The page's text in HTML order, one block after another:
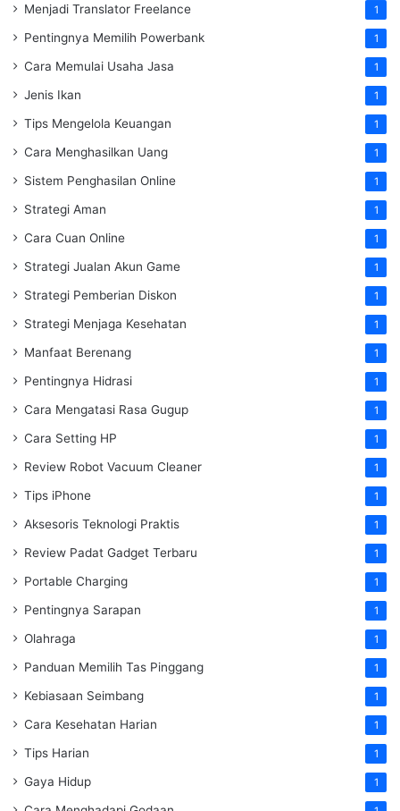
Menjadi Translator Freelance 1
Pentingnya Memilih Powerbank 1
Cara Memulai Usaha Jasa 1
Jenis Ikan 1
Tips Mengelola Keuangan 1
Cara Menghasilkan Uang 1
Sistem Penghasilan Online 1
Strategi Aman 1
Cara Cuan Online 1
Strategi Jualan Akun Game 1
Strategi Pemberian Diskon 1
Strategi Menjaga Kesehatan 1
Manfaat Berenang 1
Pentingnya Hidrasi 1
Cara Mengatasi Rasa Gugup 1
Cara Setting HP 1
Review Robot Vacuum Cleaner 1
Tips iPhone 1
Aksesoris Teknologi Praktis 1
Review Padat Gadget Terbaru 1
Portable Charging 1
Pentingnya Sarapan 1
Olahraga 1
Panduan Memilih Tas Pinggang 1
Kebiasaan Seimbang 1
Cara Kesehatan Harian 1
Tips Harian 1
Gaya Hidup 1